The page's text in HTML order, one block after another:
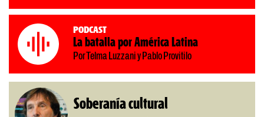
Podcast
La batalla por América Latina
Por Telma Luzzani y Pablo Provitilo
Soberanía cultural